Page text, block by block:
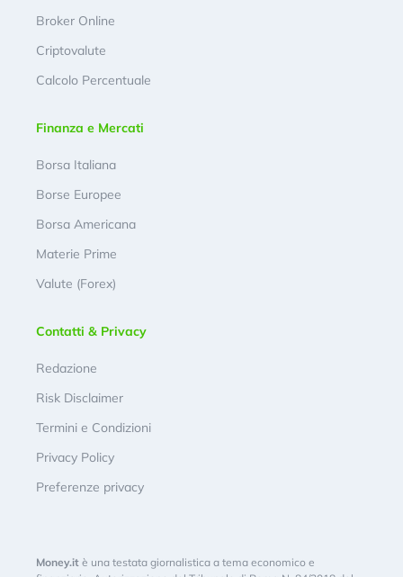
Broker Online
Criptovalute
Calcolo Percentuale
Finanza e Mercati
Borsa Italiana
Borse Europee
Borsa Americana
Materie Prime
Valute (Forex)
Contatti & Privacy
Redazione
Risk Disclaimer
Termini e Condizioni
Privacy Policy
Preferenze privacy
Money.it è una testata giornalistica a tema economico e